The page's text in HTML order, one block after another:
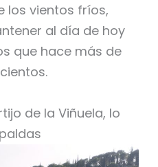
los vientos fríos,
al día de hoy
que hace más de
de la Viñuela, lo